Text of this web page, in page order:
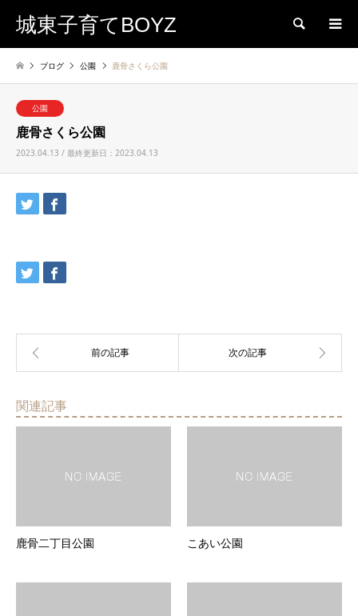
城東子育てBOYZ 検索
ブログ 公園 鹿骨さくら公園
公園
鹿骨さくら公園
2023.04.13 / 最終更新日：2023.04.13
関連記事
鹿骨二丁目公園 こあい公園